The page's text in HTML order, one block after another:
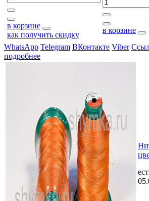
в корзине
как получить скидку
в корзине
WhatsApp Telegram ВКонтакте Viber
подробнее